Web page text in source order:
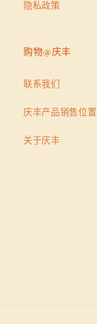
隐私政策
购物@庆丰
联系我们
庆丰产品销售位置
关于庆丰